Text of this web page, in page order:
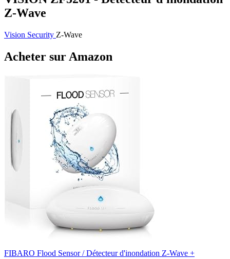
Z-Wave
Vision Security Z-Wave
Acheter sur Amazon
FIBARO Flood Sensor / Détecteur d'inondation Z-Wave +